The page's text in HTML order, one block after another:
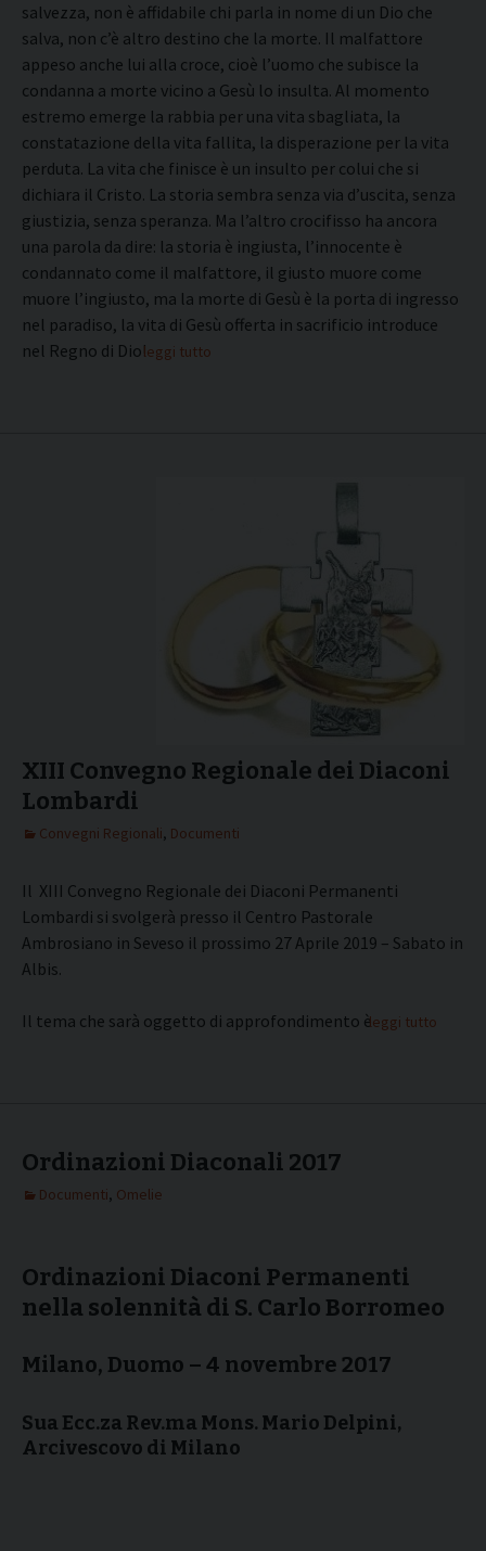
salvezza, non è affidabile chi parla in nome di un Dio che
salva, non c’è altro destino che la morte. Il malfattore
appeso anche lui alla croce, cioè l’uomo che subisce la
condanna a morte vicino a Gesù lo insulta. Al momento
estremo emerge la rabbia per una vita sbagliata, la
constatazione della vita fallita, la disperazione per la vita
perduta. La vita che finisce è un insulto per colui che si
dichiara il Cristo. La storia sembra senza via d’uscita, senza
giustizia, senza speranza. Ma l’altro crocifisso ha ancora
una parola da dire: la storia è ingiusta, l’innocente è
condannato come il malfattore, il giusto muore come
muore l’ingiusto, ma la morte di Gesù è la porta di ingresso
nel paradiso, la vita di Gesù offerta in sacrificio introduce
nel Regno di Dio!leggi tutto
XIII Convegno Regionale dei Diaconi
Lombardi
Convegni Regionali, Documenti
Il XIII Convegno Regionale dei Diaconi Permanenti
Lombardi si svolgerà presso il Centro Pastorale
Ambrosiano in Seveso il prossimo 27 Aprile 2019 – Sabato in
Albis.
Il tema che sarà oggetto di approfondimento èleggi tutto
Ordinazioni Diaconali 2017
Documenti, Omelie
Ordinazioni Diaconi Permanenti
nella solennità di S. Carlo Borromeo
Milano, Duomo – 4 novembre 2017
Sua Ecc.za Rev.ma Mons. Mario Delpini,
Arcivescovo di Milano